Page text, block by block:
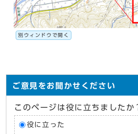
別ウィンドウで開く
ご意見をお聞かせください
このページは役に立ちましたか
役に立った